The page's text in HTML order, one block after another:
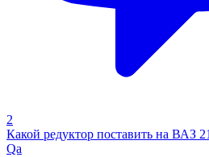
2
Какой редуктор поставить на ВАЗ
Qa